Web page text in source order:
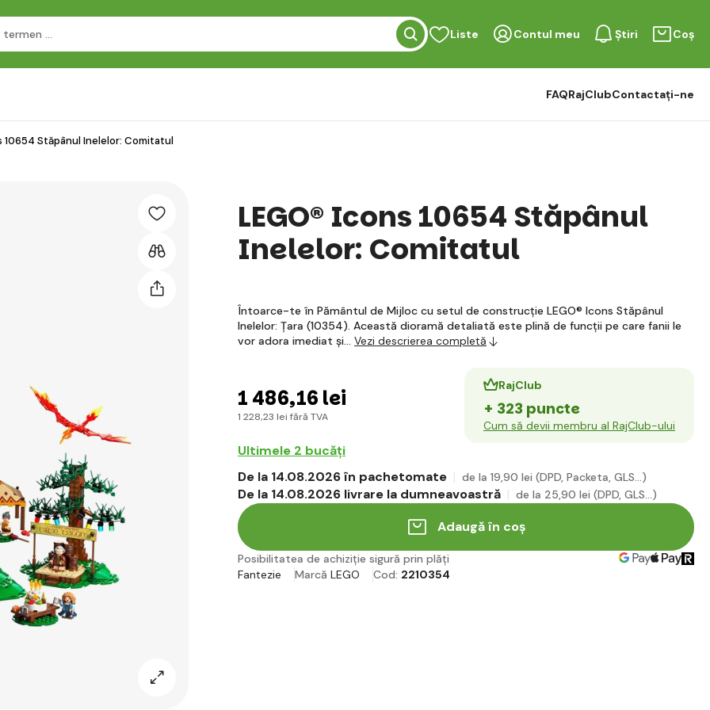
Liste Contul meu Știri Coș
FAQRajClubContactați-ne
10654 Stăpânul Inelelor: Comitatul
LEGO® Icons 10654 Stăpânul
Inelelor: Comitatul
Întoarce-te în Pământul de Mijloc cu setul de construcție LEGO® Icons Stăpânul
Inelelor: Ţara (10354). Această dioramă detaliată este plină de funcții pe care fanii le
vor adora imediat și… Vezi descrierea completă
1 486,16 lei
1 228,23 lei fără TVA
RajClub
+ 323 puncte
Cum să devii membru al RajClub-ului
Ultimele 2 bucăți
De la 14.08.2026 în pachetomate
de la 19,90 lei (DPD, Packeta, GLS...)
De la 14.08.2026 livrare la dumneavoastră de la 25,90 lei (DPD, GLS...)
Adaugă în coș
Posibilitatea de achiziție sigură prin plăți
Fantezie
Marcă LEGO Cod: 2210354